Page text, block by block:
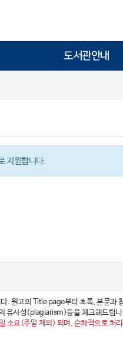
도서관안내
지원합니다.
원고의 Title page부터 초록, 본문과
유사성(plagiarism)등을 체크해드립
소요(주말 제외) 되며, 순차적으로 처